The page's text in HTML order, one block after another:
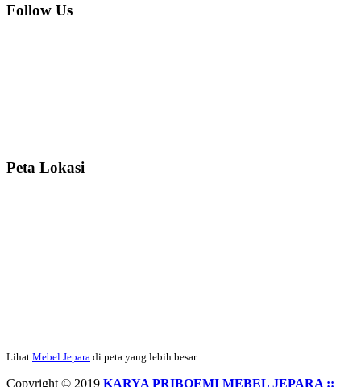
duconya bagus pak,...
Follow Us
Peta Lokasi
Lihat Mebel Jepara di peta yang lebih besar
Copyright © 2019 KARYA PRIBOEMI MEBEL JEPARA ::